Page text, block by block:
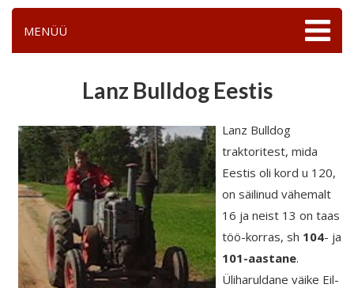
MENÜÜ
Lanz Bulldog Eestis
Lanz Bulldog
traktoritest, mida
Eestis oli kord u 120,
on säilinud vähemalt
16 ja neist 13 on taas
töö-korras, sh 104- ja
101-aastane.
Üliharuldane väike Eil-